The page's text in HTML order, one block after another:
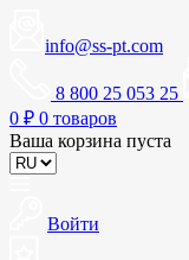
info@ss-pt.com
8 800 25 053 25
0 ₽ 0 товаров
Ваша корзина пуста
Войти